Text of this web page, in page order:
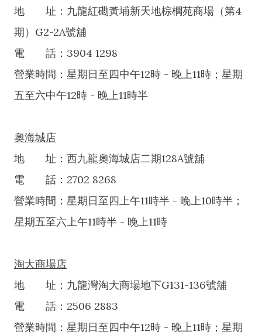
地 址：九龍紅磡黃埔新天地棕櫚苑商場（第4
期）G2-2A號舖
電 話：3904 1298
營業時間：星期日至四中午12時 - 晚上11時；星期
五至六中午12時 - 晚上11時半
奧海城店
地 址：西九龍奧海城店二期128A號舖
電 話：2702 8268
營業時間：星期日至四上午11時半 - 晚上10時半；
星期五至六上午11時半 - 晚上11時
淘大商場店
地 址：九龍灣淘大商場地下G131-136號舖
電 話：2506 2883
營業時間：星期日至四中午12時 - 晚上11時；星期